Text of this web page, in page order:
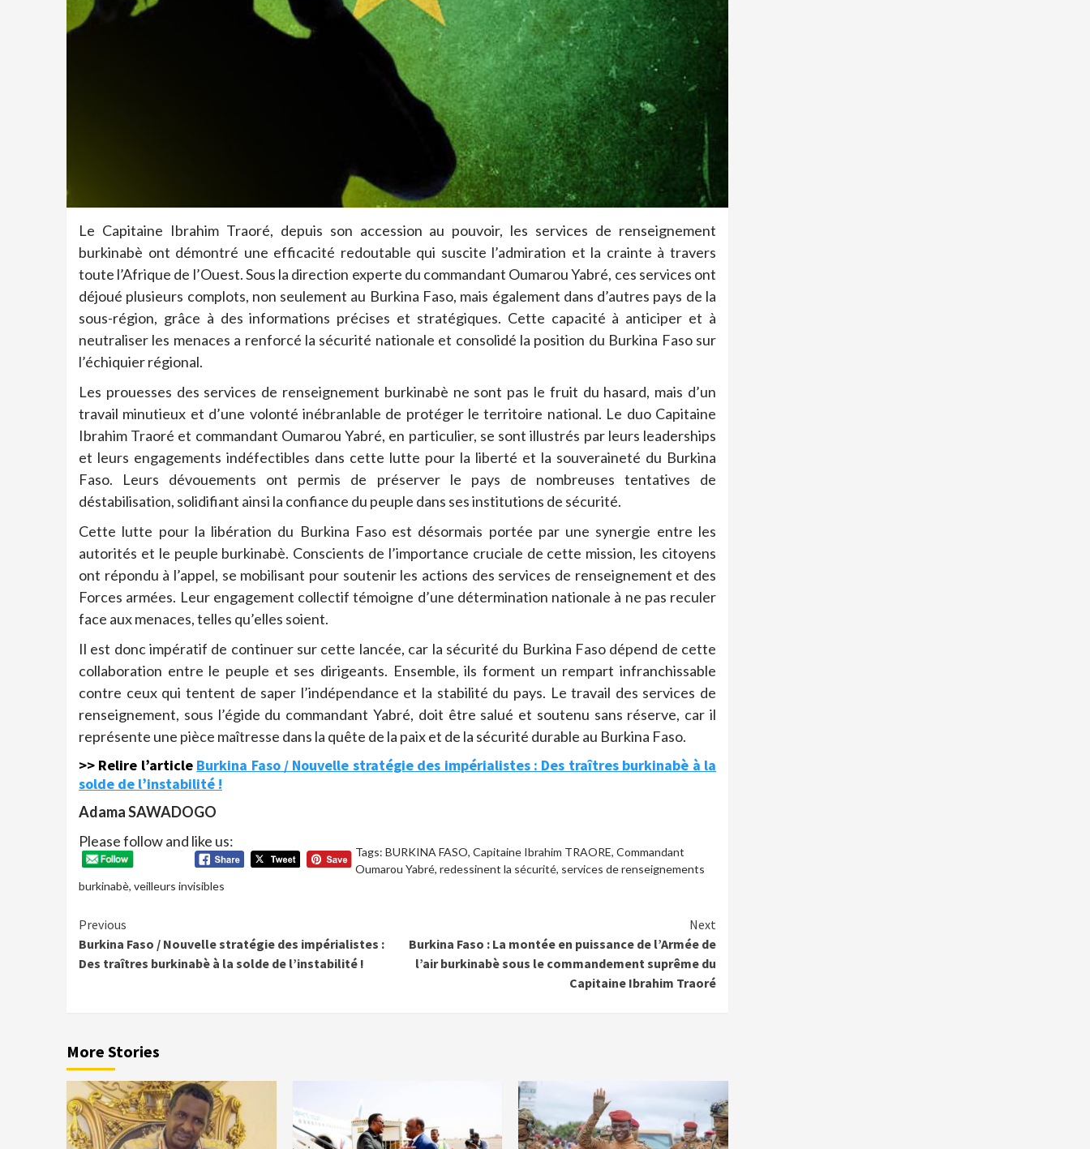
Le Capitaine Ibrahim Traoré, depuis son accession au pouvoir, les services de renseignement
burkinabè ont démontré une efficacité redoutable qui suscite l’admiration et la crainte à travers
toute l’Afrique de l’Ouest. Sous la direction experte du commandant Oumarou Yabré, ces services ont
déjoué plusieurs complots, non seulement au Burkina Faso, mais également dans d’autres pays de la
sous-région, grâce à des informations précises et stratégiques. Cette capacité à anticiper et à
neutraliser les menaces a renforcé la sécurité nationale et consolidé la position du Burkina Faso sur
l’échiquier régional.
Les prouesses des services de renseignement burkinabè ne sont pas le fruit du hasard, mais d’un
travail minutieux et d’une volonté inébranlable de protéger le territoire national. Le duo Capitaine
Ibrahim Traoré et commandant Oumarou Yabré, en particulier, se sont illustrés par leurs leaderships
et leurs engagements indéfectibles dans cette lutte pour la liberté et la souveraineté du Burkina
Faso. Leurs dévouements ont permis de préserver le pays de nombreuses tentatives de
déstabilisation, solidifiant ainsi la confiance du peuple dans ses institutions de sécurité.
Cette lutte pour la libération du Burkina Faso est désormais portée par une synergie entre les
autorités et le peuple burkinabè. Conscients de l’importance cruciale de cette mission, les citoyens
ont répondu à l’appel, se mobilisant pour soutenir les actions des services de renseignement et des
Forces armées. Leur engagement collectif témoigne d’une détermination nationale à ne pas reculer
face aux menaces, telles qu’elles soient.
Il est donc impératif de continuer sur cette lancée, car la sécurité du Burkina Faso dépend de cette
collaboration entre le peuple et ses dirigeants. Ensemble, ils forment un rempart infranchissable
contre ceux qui tentent de saper l’indépendance et la stabilité du pays. Le travail des services de
renseignement, sous l’égide du commandant Yabré, doit être salué et soutenu sans réserve, car il
représente une pièce maîtresse dans la quête de la paix et de la sécurité durable au Burkina Faso.
>> Relire l’article Burkina Faso / Nouvelle stratégie des impérialistes : Des traîtres burkinabè à la
solde de l’instabilité !
Adama SAWADOGO
Please follow and like us:
Tags: BURKINA FASO, Capitaine Ibrahim TRAORE, Commandant
Oumarou Yabré, redessinent la sécurité, services de renseignements
burkinabè, veilleurs invisibles
Continue
Reading
Previous
Burkina Faso / Nouvelle stratégie des impérialistes :
Des traîtres burkinabè à la solde de l’instabilité !
Next
Burkina Faso : La montée en puissance de l’Armée de
l’air burkinabè sous le commandement suprême du
Capitaine Ibrahim Traoré
More Stories